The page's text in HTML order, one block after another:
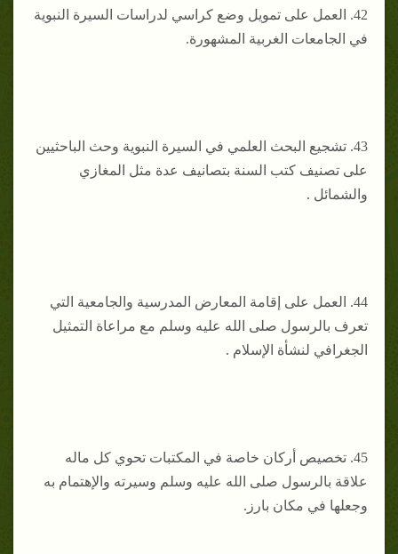
42. ‌العمل على تمويل وضع كراسي لدراسات السيرة النبوية
في الجامعات الغربية المشهورة.
43. ‌تشجيع البحث العلمي في السيرة النبوية وحث الباحثيين
على تصنيف كتب السنة بتصانيف عدة مثل المغازي
والشمائل .
44. ‌العمل على إقامة المعارض المدرسية والجامعية التي
تعرف بالرسول صلى الله عليه وسلم مع مراعاة التمثيل
الجغرافي لنشأة الإسلام .
45. ‌تخصيص أركان خاصة في المكتبات تحوي كل ماله
علاقة بالرسول صلى الله عليه وسلم وسيرته والإهتمام به
وجعلها في مكان بارز.